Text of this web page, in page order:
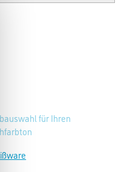
für Ihren